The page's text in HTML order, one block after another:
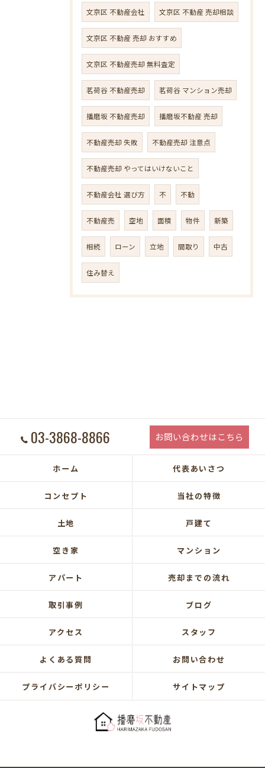
文京区 不動産会社 文京区 不動産 売却相談
文京区 不動産 売却 おすすめ
文京区 不動産売却 無料査定
茗荷谷 不動産売却 茗荷谷 マンション売却
播磨坂 不動産売却 播磨坂不動産 売却
不動産売却 失敗 不動産売却 注意点
不動産売却 やってはいけないこと
不動産会社 選び方 不 不動
不動産売 空地 面積 物件 新築
相続 ローン 立地 間取り 中古
住み替え
03-3868-8866 お問い合わせはこちら
ホーム 代表あいさつ
コンセプト 当社の特徴
土地 戸建て
空き家 マンション
アパート 売却までの流れ
取引事例 ブログ
アクセス スタッフ
よくある質問 お問い合わせ
プライバシーポリシー サイトマップ